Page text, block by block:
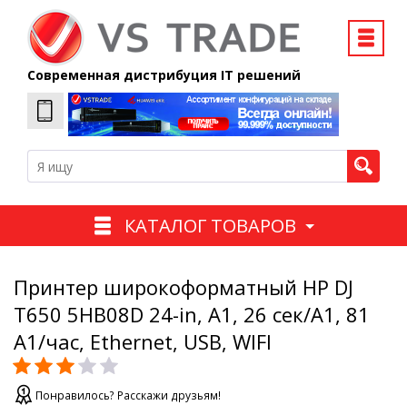
Современная дистрибуция IT решений
КАТАЛОГ ТОВАРОВ
Принтер широкоформатный HP DJ
T650 5HB08D 24-in, А1, 26 сек/А1, 81
А1/час, Ethernet, USB, WIFI
Понравилось? Расскажи друзьям!